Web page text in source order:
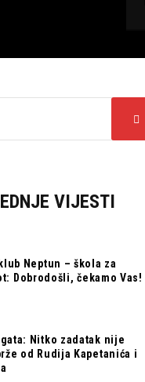
VIJESTI
Neptun – škola za
Dobrodošli, čekamo Vas!
Nitko zadatak nije
od Rudija Kapetanića i